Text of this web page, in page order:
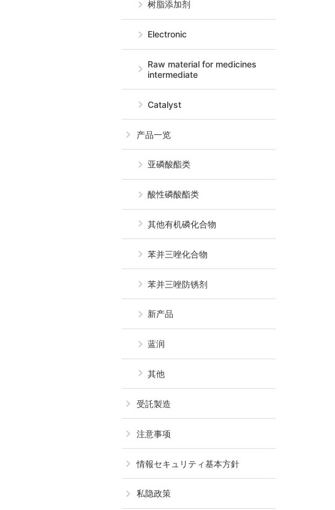
树脂添加剂
Electronic
Raw material for medicines
intermediate
Catalyst
产品一览
亚磷酸酯类
酸性磷酸酯类
其他有机磷化合物
苯并三唑化合物
苯并三唑防锈剂
新产品
蓝润
其他
受託製造
注意事项
情報セキュリティ基本方針
私隐政策